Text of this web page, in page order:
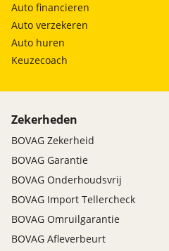
Auto financieren
Auto verzekeren
Auto huren
Keuzecoach
Zekerheden
BOVAG Zekerheid
BOVAG Garantie
BOVAG Onderhoudsvrij
BOVAG Import Tellercheck
BOVAG Omruilgarantie
BOVAG Afleverbeurt